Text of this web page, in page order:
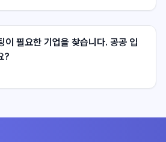
이 필요한 기업을 찾습니다. 공공 입
?